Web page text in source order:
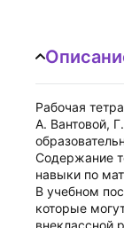
Рабочая
А. Вантовой,
Содержание
навыки по
В учебном
которые
внеклассной